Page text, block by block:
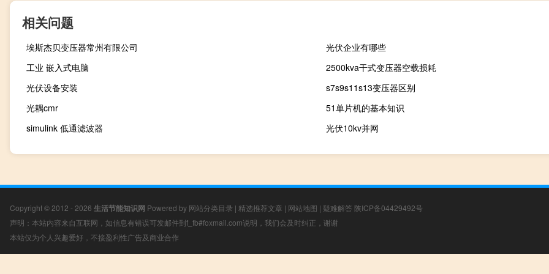
相关问题
埃斯杰贝变压器常州有限公司
光伏企业有哪些
工业 嵌入式电脑
2500kva干式变压器空载损耗
光伏设备安装
s7s9s11s13变压器区别
光耦cmr
51单片机的基本知识
simulink 低通滤波器
光伏10kv并网
Copyright © 2012 - 2026 生活节能知识网 Powered by 网站分类目录 | 精选推荐文章 | 网站地图 | 疑难解答 陕ICP备04429492号
声明：本站内容来自互联网，如信息有错误可发邮件到f_fb#foxmail.com说明，我们会及时纠正，谢谢
本站仅为个人兴趣爱好，不接盈利性广告及商业合作